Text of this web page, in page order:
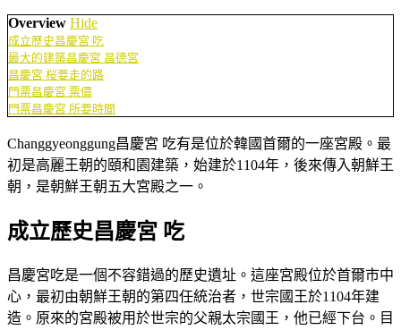
Overview Hide
成立歷史昌慶宮 吃
最大的建築昌慶宮 昌德宮
昌慶宮 桜要走的路
門票昌慶宮 票價
門票昌慶宮 所要時間
Changgyeonggung昌慶宮 吃有是位於韓國首爾的一座宮殿。最
初是高麗王朝的頤和園建築，始建於1104年，後來傳入朝鮮王
朝，是朝鮮王朝五大宮殿之一。
成立歷史昌慶宮 吃
昌慶宮吃是一個不容錯過的歷史遺址。這座宮殿位於首爾市中
心，最初由朝鮮王朝的第四任統治者，世宗國王於1104年建
造。原來的宮殿被用於世宗的父親太宗國王，他已經下台。目